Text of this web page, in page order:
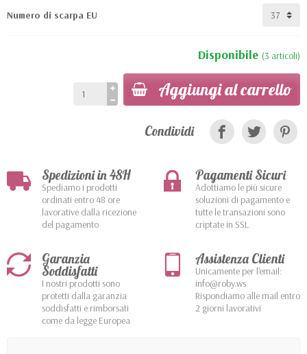
Numero di scarpa EU
Disponibile (3 articoli)
Aggiungi al carrello
Condividi
Spedizioni in 48H
Spediamo i prodotti
ordinati entro 48 ore
lavorative dalla ricezione
del pagamento
Pagamenti Sicuri
Adottiamo le più sicure
soluzioni di pagamento e
tutte le transazioni sono
criptate in SSL
Garanzia
Soddisfatti
I nostri prodotti sono
protetti dalla garanzia
soddisfatti e rimborsati
come da legge Europea
Assistenza Clienti
Unicamente per l'email:
info@roby.ws
Rispondiamo alle mail entro
2 giorni lavorativi